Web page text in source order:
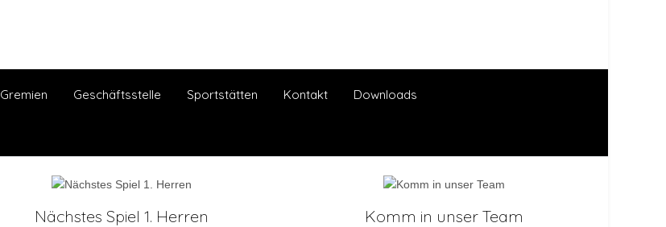
Gremien Geschäftsstelle Sportstätten Kontakt Downloads
Nächstes Spiel 1. Herren Komm in unser Team